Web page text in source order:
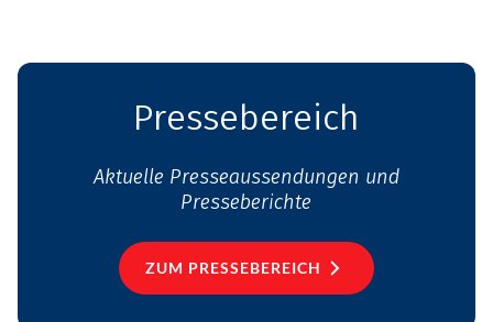
Pressebereich
Aktuelle Presseaussendungen und
Presseberichte
ZUM PRESSEBEREICH